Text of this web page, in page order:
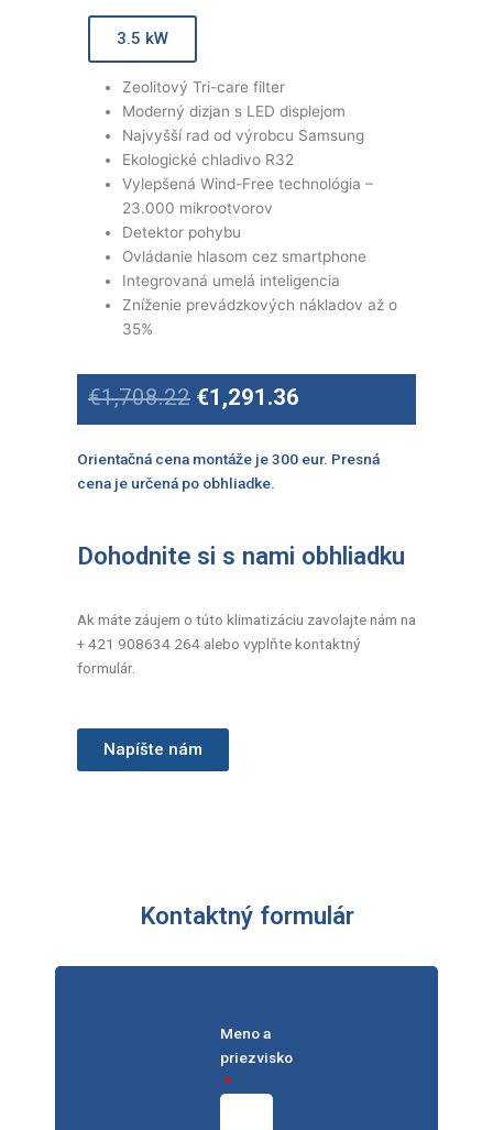
3.5 kW
Zeolitový Tri-care filter
Moderný dizjan s LED displejom
Najvyšší rad od výrobcu Samsung
Ekologické chladivo R32
Vylepšená Wind-Free technológia –
23.000 mikrootvorov
Detektor pohybu
Ovládanie hlasom cez smartphone
Integrovaná umelá inteligencia
Zníženie prevádzkových nákladov až o
35%
€1,708.22 Original
price
was:
€1,708.22.
€1,291.36
is:
€1,291.36.
Orientačná cena montáže je 300 eur. Presná
cena je určená po obhliadke.
Dohodnite si s nami obhliadku
Ak máte záujem o túto klimatizáciu zavolajte nám na
+ 421 908634 264 alebo vyplňte kontaktný
formulár.
Napíšte nám
Kontaktný formulár
Meno a
priezvisko